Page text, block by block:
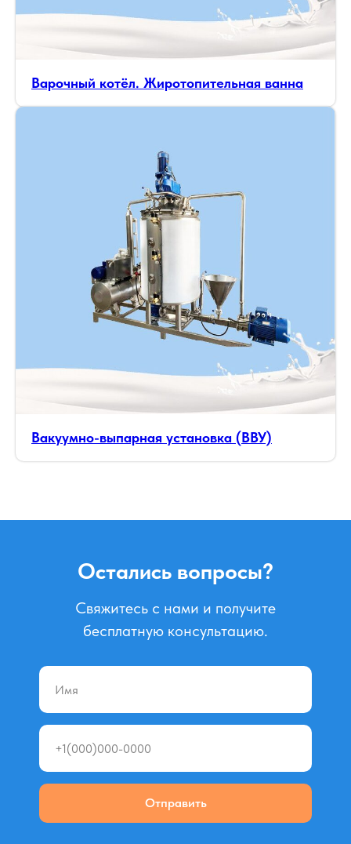
Варочный котёл. Жиротопительная ванна
Вакуумно-выпарная установка (ВВУ)
Остались вопросы?
Свяжитесь с нами и получите
бесплатную консультацию.
Отправить